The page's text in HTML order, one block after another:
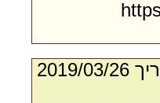
- מאת:‏ t5u8u1l6*. ‏ נשלח בתאריך ‏26/‏03/‏2019